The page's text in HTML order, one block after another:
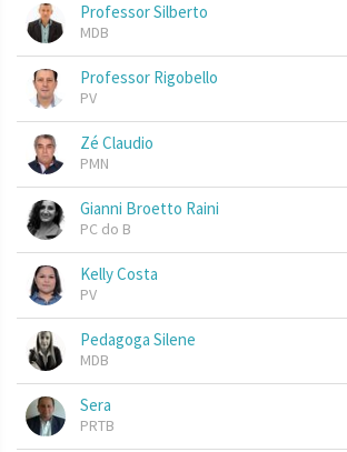
Professor Silberto
MDB
Professor Rigobello
PV
Zé Claudio
PMN
Gianni Broetto Raini
PC do B
Kelly Costa
PV
Pedagoga Silene
MDB
Sera
PRTB